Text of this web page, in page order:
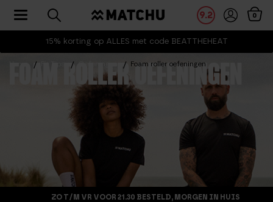
15% korting op ALLES met code BEATTHEHEAT
9.2 0
Toggle navigation
Foam roller oefeningen
FOAM ROLLER OEFENINGEN
ZO T/M VR VOOR 21.30 BESTELD, MORGEN IN HUIS